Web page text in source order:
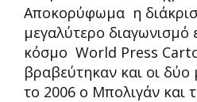
Αποκορύφωμα η
μεγαλύτερο διαγωνισμό
κόσμο World Press
βραβεύτηκαν και οι
το 2006 ο Μπολιγάν και